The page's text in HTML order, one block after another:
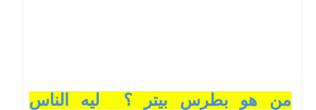
من هو بطرس بيتر ؟ ليه الناس